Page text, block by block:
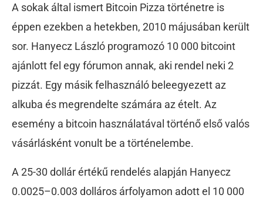
A sokak által ismert Bitcoin Pizza történetre is
éppen ezekben a hetekben, 2010 májusában került
sor. Hanyecz László programozó 10 000 bitcoint
ajánlott fel egy fórumon annak, aki rendel neki 2
pizzát. Egy másik felhasználó beleegyezett az
alkuba és megrendelte számára az ételt. Az
esemény a bitcoin használatával történő első valós
vásárlásként vonult be a történelembe.
A 25-30 dollár értékű rendelés alapján Hanyecz
0.0025–0.003 dolláros árfolyamon adott el 10 000